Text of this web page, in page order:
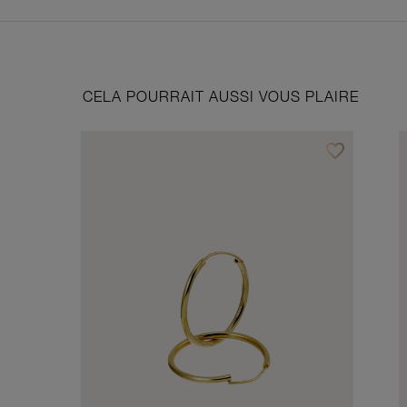
CELA POURRAIT AUSSI VOUS PLAIRE
favorite_borderAjouter à vos